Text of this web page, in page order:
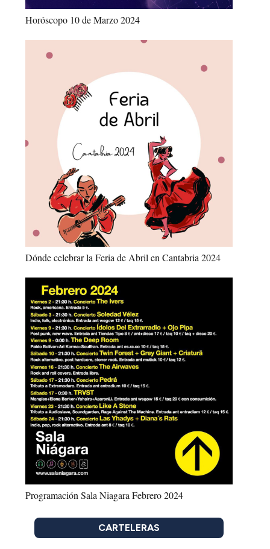
Horóscopo 10 de Marzo 2024
Dónde celebrar la Feria de Abril en Cantabria 2024
Programación Sala Niagara Febrero 2024
CARTELERAS